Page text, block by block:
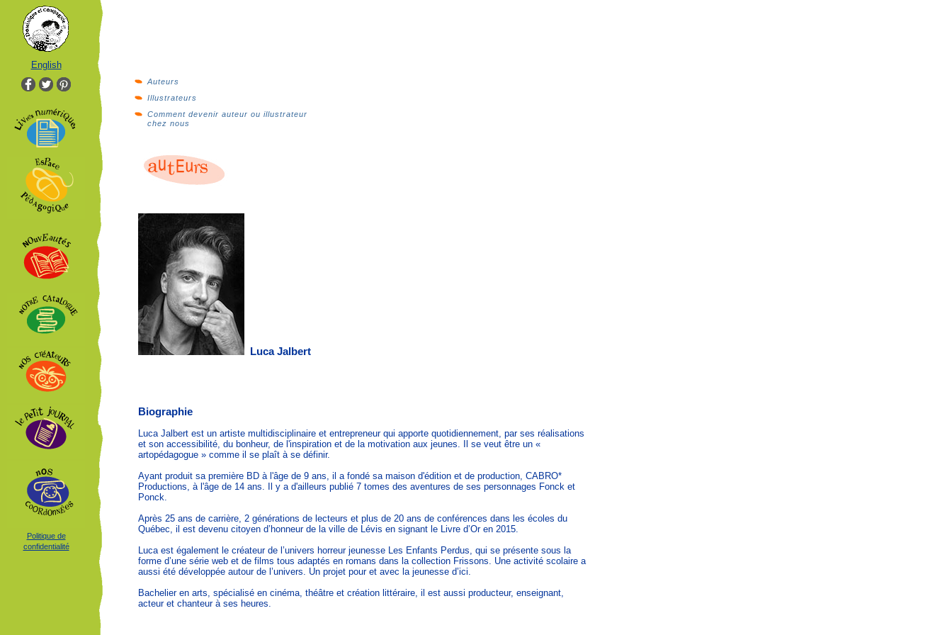
English
Politique de
confidentialité
Auteurs
Illustrateurs
Comment devenir auteur ou illustrateur
chez nous
Luca Jalbert
Biographie
Luca Jalbert est un artiste multidisciplinaire et entrepreneur qui apporte quotidiennement, par ses réalisations
et son accessibilité, du bonheur, de l'inspiration et de la motivation aux jeunes. Il se veut être un «
artopédagogue » comme il se plaît à se définir.
Ayant produit sa première BD à l'âge de 9 ans, il a fondé sa maison d'édition et de production, CABRO*
Productions, à l'âge de 14 ans. Il y a d'ailleurs publié 7 tomes des aventures de ses personnages Fonck et
Ponck.
Après 25 ans de carrière, 2 générations de lecteurs et plus de 20 ans de conférences dans les écoles du
Québec, il est devenu citoyen d’honneur de la ville de Lévis en signant le Livre d’Or en 2015.
Luca est également le créateur de l’univers horreur jeunesse Les Enfants Perdus, qui se présente sous la
forme d’une série web et de films tous adaptés en romans dans la collection Frissons. Une activité scolaire a
aussi été développée autour de l’univers. Un projet pour et avec la jeunesse d’ici.
Bachelier en arts, spécialisé en cinéma, théâtre et création littéraire, il est aussi producteur, enseignant,
acteur et chanteur à ses heures.